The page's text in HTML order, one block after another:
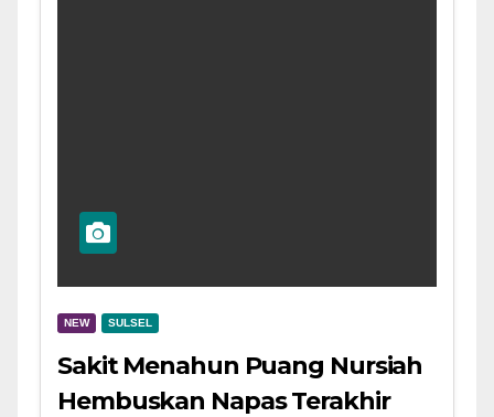
NEW SULSEL
Sakit Menahun Puang Nursiah
Hembuskan Napas Terakhir